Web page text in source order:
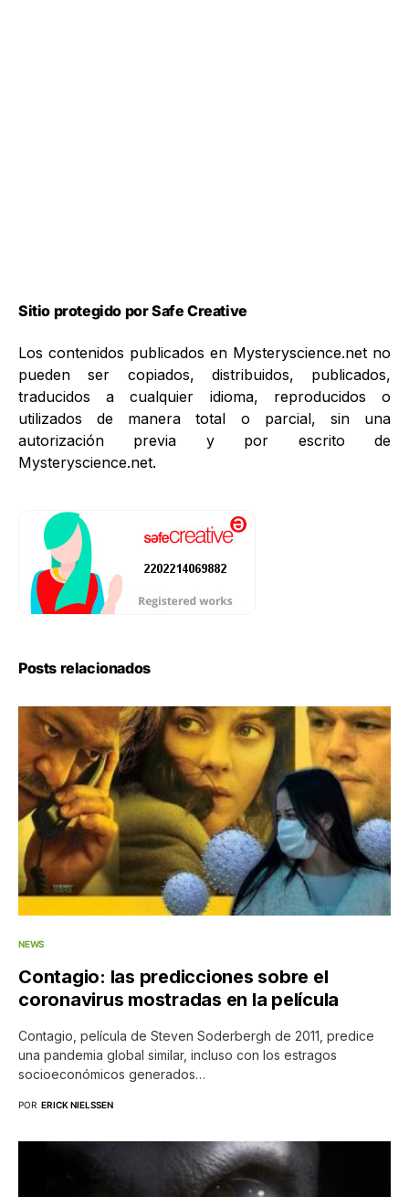
Sitio protegido por Safe Creative
Los contenidos publicados en Mysteryscience.net no
pueden ser copiados, distribuidos, publicados,
traducidos a cualquier idioma, reproducidos o
utilizados de manera total o parcial, sin una
autorización previa y por escrito de
Mysteryscience.net.
Posts relacionados
NEWS
Contagio: las predicciones sobre el
coronavirus mostradas en la película
Contagio, película de Steven Soderbergh de 2011, predice
una pandemia global similar, incluso con los estragos
socioeconómicos generados…
POR ERICK NIELSSEN